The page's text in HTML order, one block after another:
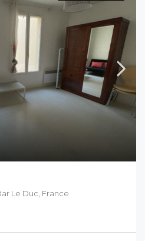
Le Duc, France